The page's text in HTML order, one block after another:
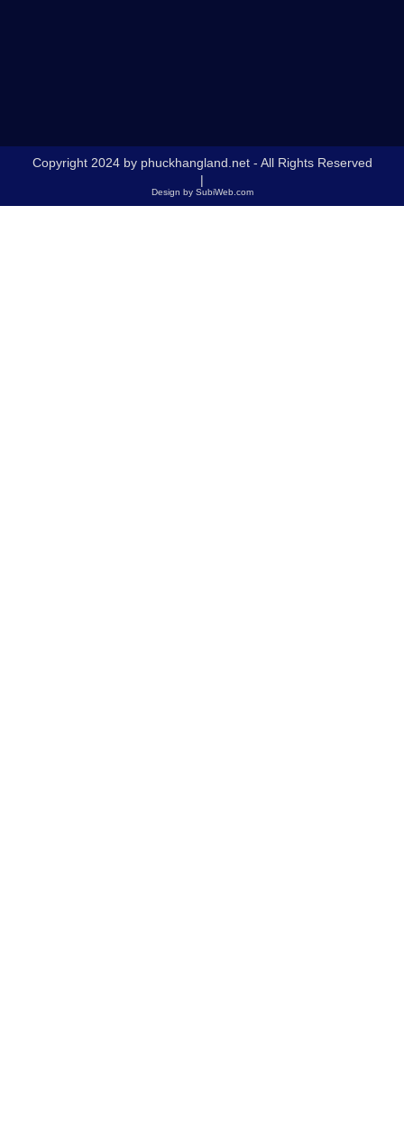
Copyright 2024 by phuckhangland.net - All Rights Reserved
|
Design by SubiWeb.com